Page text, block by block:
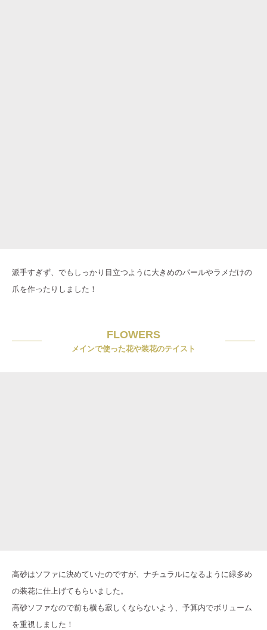
派手すぎず、でもしっかり目立つように大きめのパールやラメだけの
爪を作ったりしました！
FLOWERS
メインで使った花や装花のテイスト
高砂はソファに決めていたのですが、ナチュラルになるように緑多め
の装花に仕上げてもらいました。
高砂ソファなので前も横も寂しくならないよう、予算内でボリューム
を重視しました！